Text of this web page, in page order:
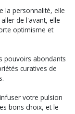
la personnalité, elle
de l'avant, elle
optimisme et
pouvoirs abondants
curatives de
votre pulsion
bons choix, et le